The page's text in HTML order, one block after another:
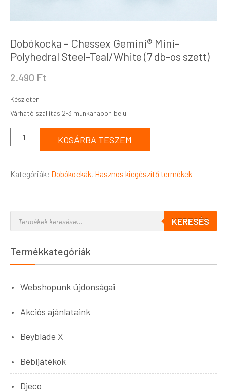
Dobókocka – Chessex Gemini® Mini-
Polyhedral Steel-Teal/White (7 db-os szett)
2.490 Ft
Készleten
KOSÁRBA TESZEM
Kategóriák: Dobókockák, Hasznos kiegészítő termékek
KERESÉS
Termékkategóriák
Webshopunk újdonságai
Akciós ajánlataink
Beyblade X
Bébijátékok
Djeco